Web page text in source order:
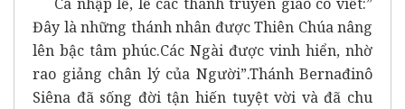
Đây là những thánh nhân được Thiên Chúa nâng
lên bậc tâm phúc.Các Ngài được vinh hiển, nhờ
rao giảng chân lý của Người”.Thánh Bernađinô
Siêna đã sống đời tận hiến tuyệt vời và đã chu